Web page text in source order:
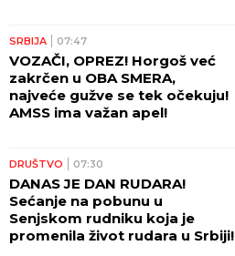
SRBIJA 07:47
VOZAČI, OPREZ! Horgoš već
zakrčen u OBA SMERA,
najveće gužve se tek očekuju!
AMSS ima važan apel!
DRUŠTVO 07:30
DANAS JE DAN RUDARA!
Sećanje na pobunu u
Senjskom rudniku koja je
promenila život rudara u Srbiji!